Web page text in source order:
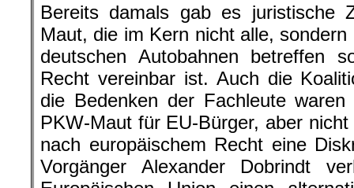
Bereits damals gab es juristische
Maut, die im Kern nicht alle,
deutschen Autobahnen betreffen
Recht vereinbar ist. Auch die
die Bedenken der Fachleute
PKW-Maut für EU-Bürger, aber
nach europäischem Recht eine
Vorgänger Alexander Dobrindt